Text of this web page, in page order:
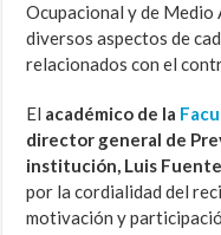
Ocupacional y de Medio
diversos aspectos de
relacionados con el
El académico de la
director general de
institución, Luis
por la cordialidad del
motivación y